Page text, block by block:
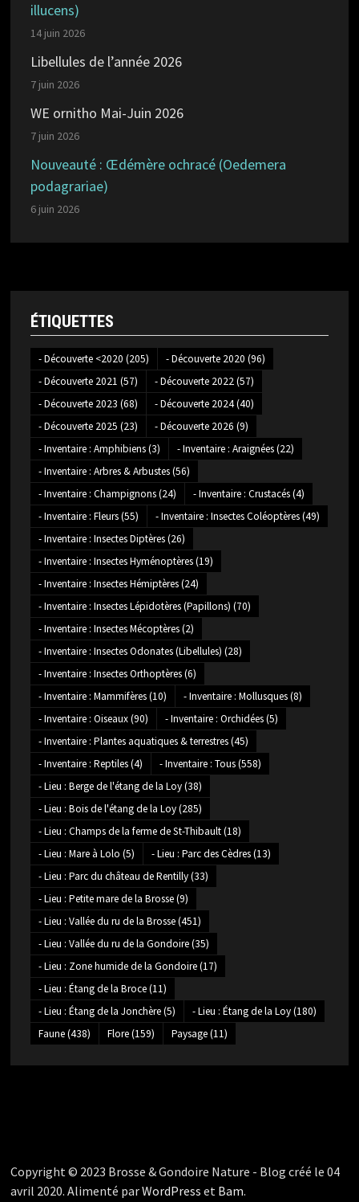
illucens)
14 juin 2026
Libellules de l’année 2026
7 juin 2026
WE ornitho Mai-Juin 2026
7 juin 2026
Nouveauté : Œdémère ochracé (Oedemera
podagrariae)
6 juin 2026
ÉTIQUETTES
- Découverte <2020 (205) - Découverte 2020 (96)
- Découverte 2021 (57) - Découverte 2022(57)
- Découverte 2023 (68) - Découverte 2024(40)
- Découverte 2025 (23) - Découverte 2026 (9)
- Inventaire : Amphibiens(3) - Inventaire : Araignées(22)
- Inventaire : Arbres & Arbustes(56)
- Inventaire : Champignons(24) - Inventaire : Crustacés(4)
- Inventaire : Fleurs(55) - Inventaire : Insectes Coléoptères(49)
- Inventaire : Insectes Diptères(26)
- Inventaire : Insectes Hyménoptères(19)
- Inventaire : Insectes Hémiptères(24)
- Inventaire : Insectes Lépidotères (Papillons) (70)
- Inventaire : Insectes Mécoptères(2)
- Inventaire : Insectes Odonates (Libellules) (28)
- Inventaire : Insectes Orthoptères(6)
- Inventaire : Mammifères(10) - Inventaire : Mollusques(8)
- Inventaire : Oiseaux(90) - Inventaire : Orchidées(5)
- Inventaire : Plantes aquatiques & terrestres(45)
- Inventaire : Reptiles(4) - Inventaire : Tous(558)
- Lieu : Berge de l'étang de la Loy(38)
- Lieu : Bois de l'étang de la Loy(285)
- Lieu : Champs de la ferme de St-Thibault(18)
- Lieu : Mare à Lolo (5) - Lieu : Parc des Cèdres(13)
- Lieu : Parc du château de Rentilly(33)
- Lieu : Petite mare de la Brosse(9)
- Lieu : Vallée du ru de la Brosse(451)
- Lieu : Vallée du ru de la Gondoire(35)
- Lieu : Zone humide de la Gondoire(17)
- Lieu : Étang de la Broce(11)
- Lieu : Étang de la Jonchère(5) - Lieu : Étang de la Loy(180)
Faune(438) Flore(159) Paysage(11)
Copyright © 2023 Brosse & Gondoire Nature - Blog créé le 04
avril 2020. Alimenté parWordPress et Bam.